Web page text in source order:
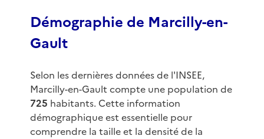
Démographie de Marcilly-en-
Gault
Selon les dernières données de l'INSEE,
Marcilly-en-Gault compte une population de
725 habitants. Cette information
démographique est essentielle pour
comprendre la taille et la densité de la